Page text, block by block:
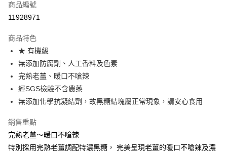
超商取貨付款
Apple Pay
街口支付
悠遊付
Google Pay
大哥付你分期
相關說明
【大哥付你分期使用說明】
商品編號
11928971
商品特色
★ 有機級
無添加防腐劑、人工香料及色素
完熟老薑、暖口不嗆辣
經SGS檢驗不含農藥
無添加化學抗凝結劑，故黑糖結塊屬正常現象，請安心食用
銷售重點
完熟老薑～暖口不嗆辣
特別採用完熟老薑調配特濃黑糖， 完美呈現老薑的暖口不嗆辣及濃